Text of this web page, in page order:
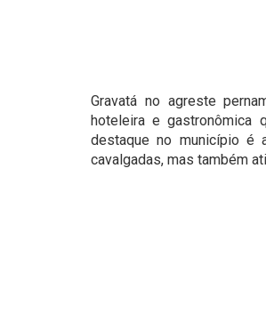
Gravatá no agreste
hoteleira e gastronômica
destaque no município é
cavalgadas, mas também